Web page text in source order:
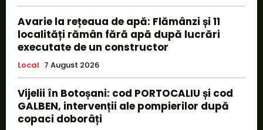
Avarie la rețeaua de apă: Flămânzi și 11
localități rămân fără apă după lucrări
executate de un constructor
Local 7 August 2026
Vijelii în Botoșani: cod PORTOCALIU și cod
GALBEN, intervenții ale pompierilor după
copaci doborâți